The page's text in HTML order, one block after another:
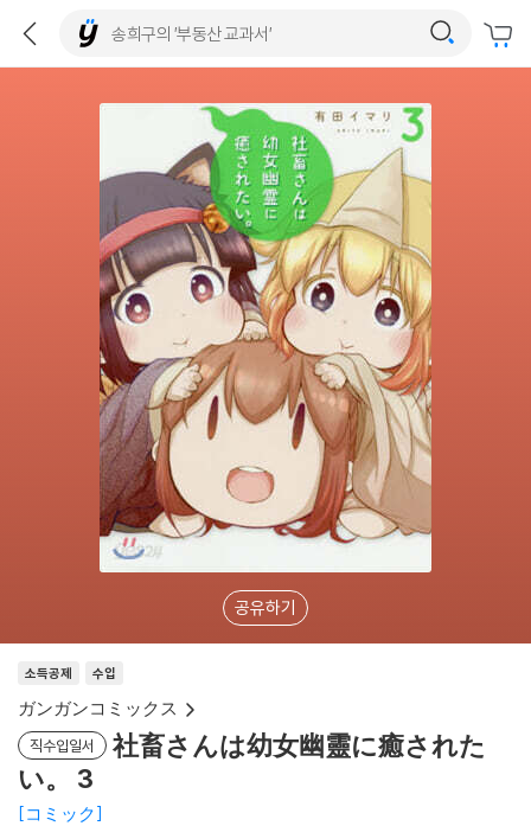
공유하기
소득공제 수입
ガンガンコミックス
직수입일서
社畜さんは幼女幽靈に癒された
い。 3
コミック